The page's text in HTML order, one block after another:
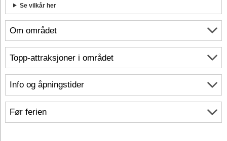
Om området
Info og åpningstider
Før ferien
Se vilkår her
Topp-attraksjoner i området